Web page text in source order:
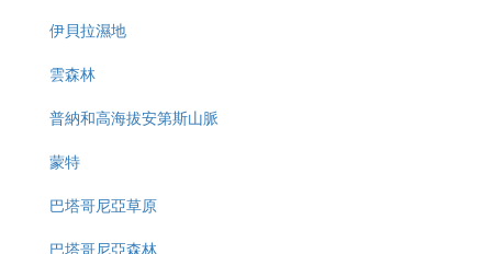
伊貝拉濕地
雲森林
普納和高海拔安第斯山脈
蒙特
巴塔哥尼亞草原
巴塔哥尼亞森林